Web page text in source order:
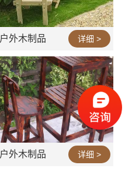
详细 >
户外木制品
详细 >
户外木制品